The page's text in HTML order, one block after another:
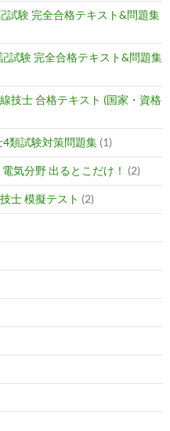
試験 完全合格テキスト&問題集
試験 完全合格テキスト&問題集
技士 合格テキスト (国家・資格
類試験対策問題集 (1)
気分野 出るとこだけ！ (2)
士 模擬テスト (2)